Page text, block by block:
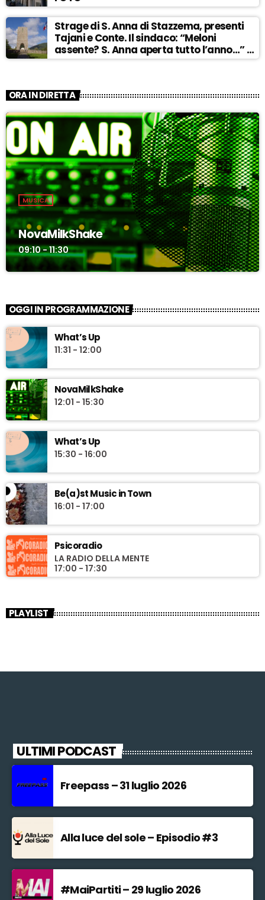
Strage di S. Anna di Stazzema, presenti
Tajani e Conte. Il sindaco: “Meloni
assente? S. Anna aperta tutto l’anno…” –
ASCOLTA
ORA IN DIRETTA
MUSICA
NovaMilkShake
09:10 - 11:30
OGGI IN PROGRAMMAZIONE
What’s Up
11:31 - 12:00
NovaMilkShake
12:01 - 15:30
What’s Up
15:30 - 16:00
Be(a)st Music in Town
16:01 - 17:00
Psicoradio
LA RADIO DELLA MENTE
17:00 - 17:30
PLAYLIST
ULTIMI PODCAST
Freepass – 31 luglio 2026
Alla luce del sole – Episodio #3
#MaiPartiti – 29 luglio 2026